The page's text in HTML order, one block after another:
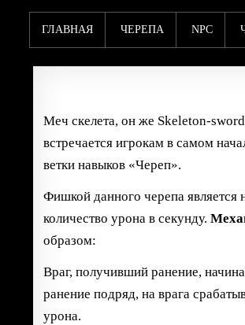
ГЛАВНАЯ ЧЕРЕПА NPC
Меч скелета, он же Skeleton-
встречается игрокам в самом
ветки навыков «Череп».
Фишкой данного черепа является
количество урона в секунду.
образом:
Враг, получивший ранение,
ранение подряд, на врага
урона.